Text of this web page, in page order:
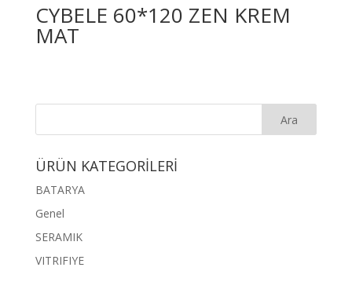
CYBELE 60*120 ZEN KREM
MAT
ÜRÜN KATEGORİLERİ
BATARYA
Genel
SERAMIK
VITRIFIYE